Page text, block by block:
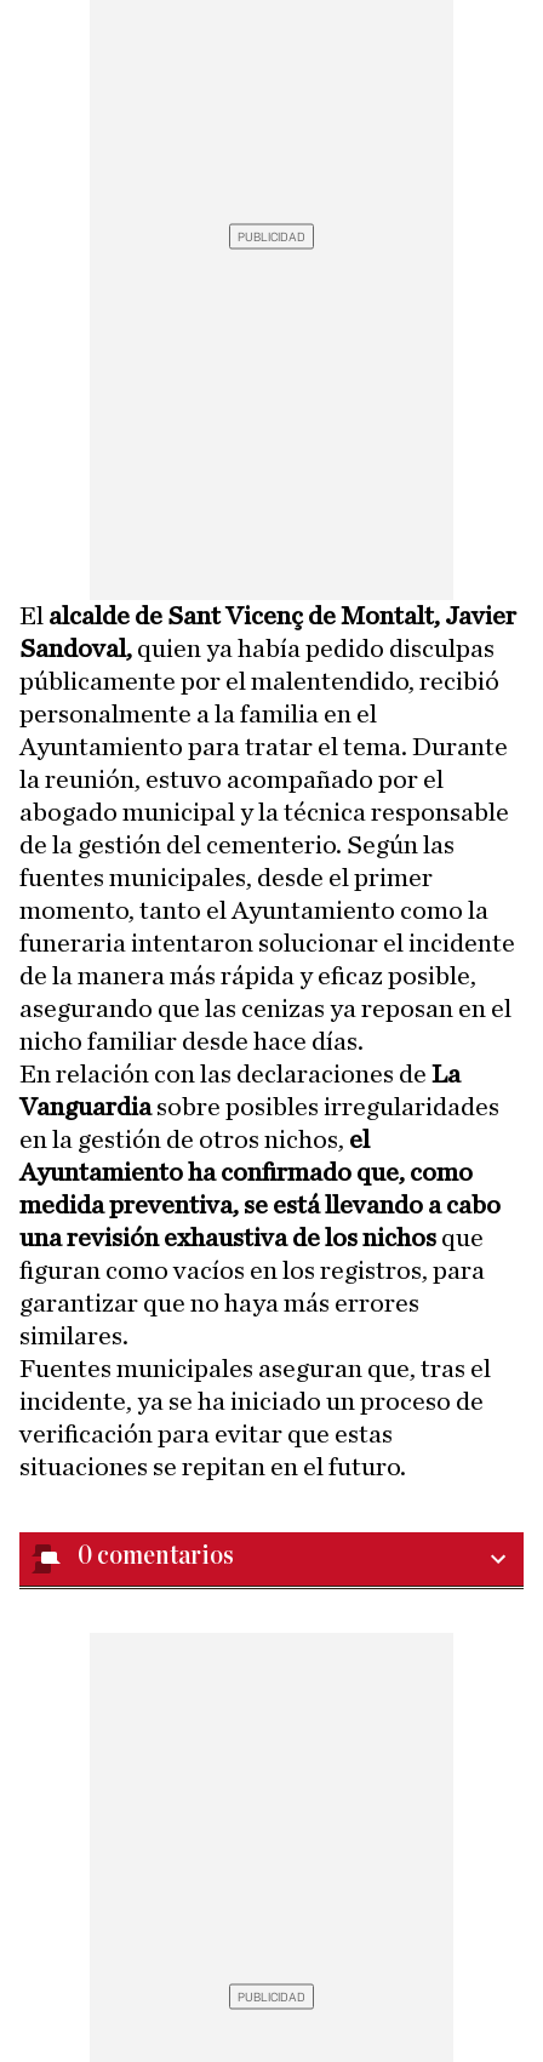
El alcalde de Sant Vicenç de Montalt, Javier
Sandoval, quien ya había pedido disculpas
públicamente por el malentendido, recibió
personalmente a la familia en el
Ayuntamiento para tratar el tema. Durante
la reunión, estuvo acompañado por el
abogado municipal y la técnica responsable
de la gestión del cementerio. Según las
fuentes municipales, desde el primer
momento, tanto el Ayuntamiento como la
funeraria intentaron solucionar el incidente
de la manera más rápida y eficaz posible,
asegurando que las cenizas ya reposan en el
nicho familiar desde hace días.
En relación con las declaraciones de La
Vanguardiasobre posibles irregularidades
en la gestión de otros nichos, el
Ayuntamiento ha confirmado que, como
medida preventiva, se está llevando a cabo
una revisión exhaustiva de los nichos que
figuran como vacíos en los registros, para
garantizar que no haya más errores
similares.
Fuentes municipales aseguran que, tras el
incidente, ya se ha iniciado un proceso de
verificación para evitar que estas
situaciones se repitan en el futuro.
0 comentarios